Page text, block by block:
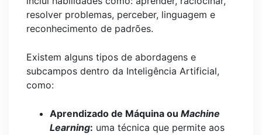
resolver problemas, perceber, linguagem e
reconhecimento de padrões.
Existem alguns tipos de abordagens e
subcampos dentro da Inteligência Artificial,
como:
Aprendizado de Máquina ou Machine
Learning: uma técnica que permite aos